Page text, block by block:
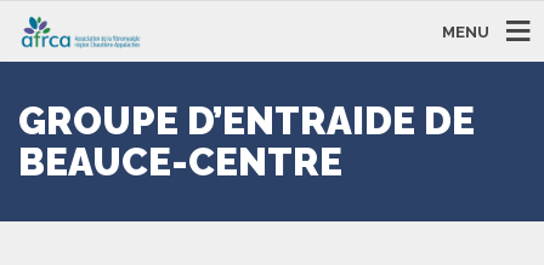
MENU
GROUPE D’ENTRAIDE DE
BEAUCE-CENTRE